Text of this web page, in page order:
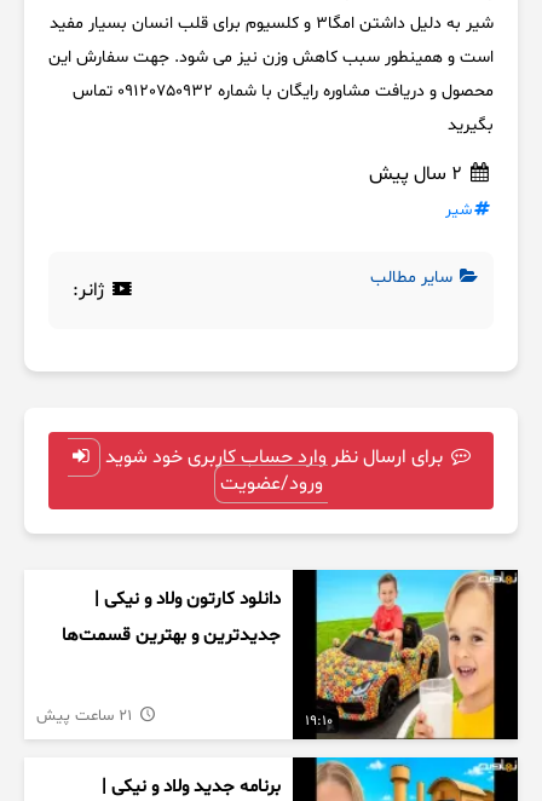
شیر به دلیل داشتن امگا3 و کلسیوم برای قلب انسان بسیار مفید
است و همینطور سبب کاهش وزن نیز می شود. جهت سفارش این
محصول و دریافت مشاوره رایگان با شماره 09120750932 تماس
بگیرید
شیر
سایر مطالب ژانر:
برای ارسال نظر وارد حساب کاربری خود شوید
ورود/عضویت
19:10
دانلود کارتون ولاد و نیکی |
جدیدترین و بهترین قسمت‌ها
برنامه جدید ولاد و نیکی |